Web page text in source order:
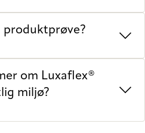
produktprøve?
om Luxaflex®
miljø?